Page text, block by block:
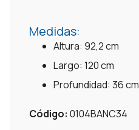
Medidas:
Altura: 92,2 cm
Largo: 120 cm
Profundidad: 36 cm
Código: 0104BANC34